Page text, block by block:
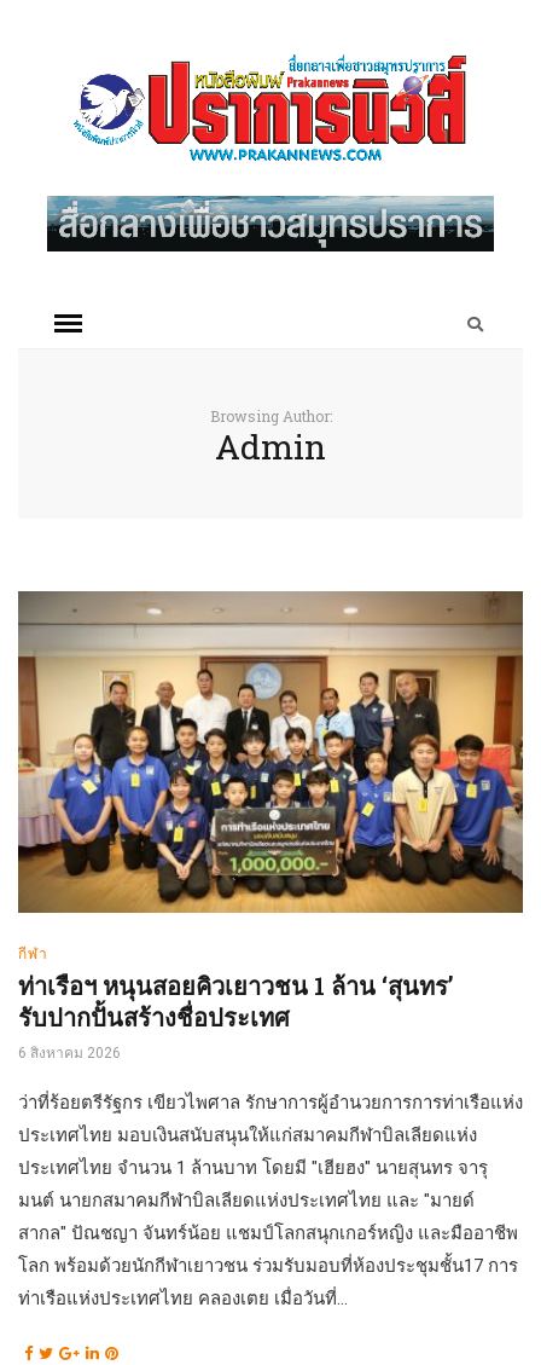
Browsing Author:
Admin
กีฬา
ท่าเรือฯ หนุนสอยคิวเยาวชน 1 ล้าน ‘สุนทร’
รับปากปั้นสร้างชื่อประเทศ
6 สิงหาคม 2026
ว่าที่ร้อยตรีรัฐกร เขียวไพศาล รักษาการผู้อำนวยการการท่าเรือแห่ง
ประเทศไทย มอบเงินสนับสนุนให้แก่สมาคมกีฬาบิลเลียดแห่ง
ประเทศไทย จำนวน 1 ล้านบาท โดยมี "เฮียฮง" นายสุนทร จารุ
มนต์ นายกสมาคมกีฬาบิลเลียดแห่งประเทศไทย และ "มายด์
สากล" ปัณชญา จันทร์น้อย แชมป์โลกสนุกเกอร์หญิง และมืออาชีพ
โลก พร้อมด้วยนักกีฬาเยาวชน ร่วมรับมอบที่ห้องประชุมชั้น17 การ
ท่าเรือแห่งประเทศไทย คลองเตย เมื่อวันที่...